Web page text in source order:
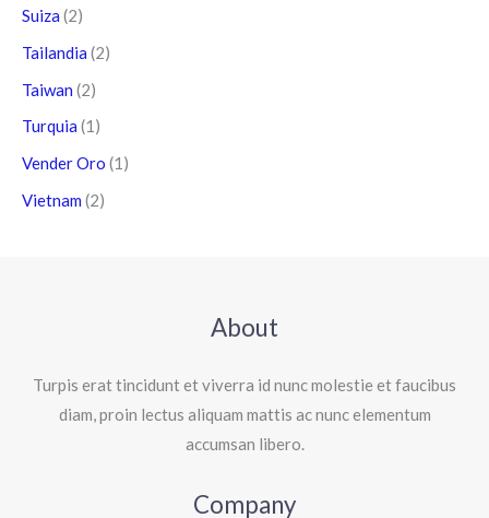
Suiza (2)
Tailandia (2)
Taiwan (2)
Turquia (1)
Vender Oro (1)
Vietnam (2)
About
Turpis erat tincidunt et viverra id nunc molestie et faucibus
diam, proin lectus aliquam mattis ac nunc elementum
accumsan libero.
Company